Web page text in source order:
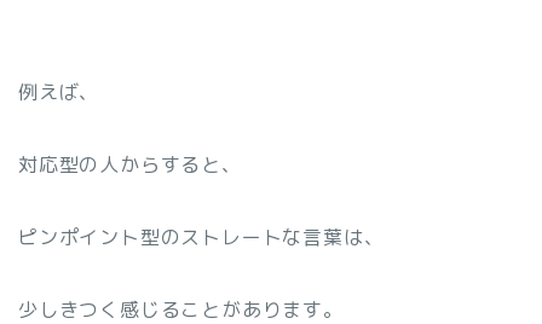
例えば、
対応型の人からすると、
ピンポイント型のストレートな言葉は、
少しきつく感じることがあります。